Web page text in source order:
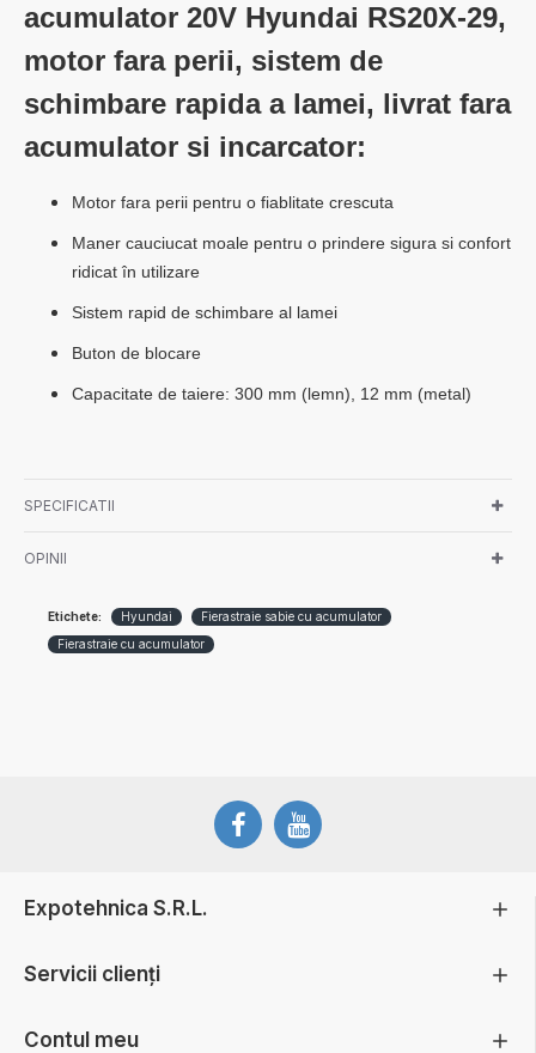
acumulator 20V Hyundai RS20X-29,
motor fara perii, sistem de
schimbare rapida a lamei, livrat fara
acumulator si incarcator:
Motor fara perii pentru o fiablitate crescuta
Maner cauciucat moale pentru o prindere sigura si confort
ridicat în utilizare
Sistem rapid de schimbare al lamei
Buton de blocare
Capacitate de taiere: 300 mm (lemn), 12 mm (metal)
SPECIFICATII
OPINII
Etichete: Hyundai
Fierastraie sabie cu acumulator
Fierastraie cu acumulator
Expotehnica S.R.L.
Servicii clienți
Contul meu